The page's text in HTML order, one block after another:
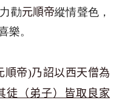
勸元順帝縱情聲色，
樂。
順帝)乃詔以西天僧為
徒（弟子）
皆取良家